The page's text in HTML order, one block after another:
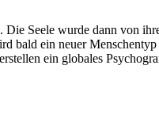
Seele wurde dann von
bald ein neuer
ein globales